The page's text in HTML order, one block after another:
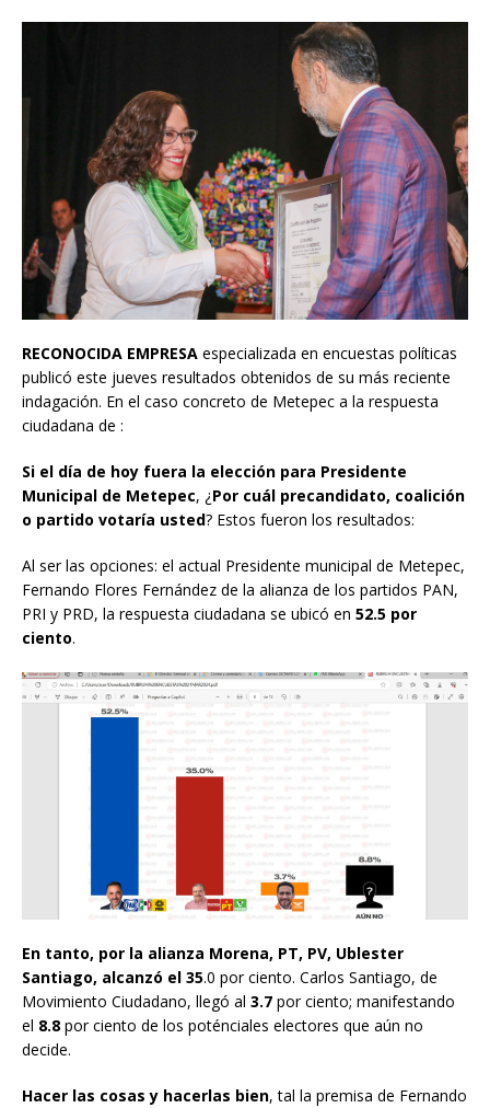
RECONOCIDA EMPRESA especializada en encuestas políticas
publicó este jueves resultados obtenidos de su más reciente
indagación. En el caso concreto de Metepec a la respuesta
ciudadana de :
Si el día de hoy fuera la elección para Presidente
Municipal de Metepec, ¿Por cuál precandidato, coalición
o partido votaría usted? Estos fueron los resultados:
Al ser las opciones: el actual Presidente municipal de Metepec,
Fernando Flores Fernández de la alianza de los partidos PAN,
PRI y PRD, la respuesta ciudadana se ubicó en 52.5 por
ciento.
En tanto, por la alianza Morena, PT, PV, Ublester
Santiago, alcanzó el 35.0 por ciento. Carlos Santiago, de
Movimiento Ciudadano, llegó al 3.7 por ciento; manifestando
el 8.8 por ciento de los poténciales electores que aún no
decide.
Hacer las cosas y hacerlas bien, tal la premisa de Fernando